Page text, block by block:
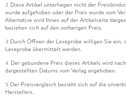
2 Diese Artikel unterliegen nicht der
wurde aufgehoben oder der Preis wurde vom
Alternative wird Ihnen auf der Artikelseite
beziehen sich auf den vorherigen Preis.
3 Durch Öffnen der Leseprobe willigen Sie ein,
Leseprobe übermittelt werden.
4 Der gebundene Preis dieses Artikels wird
dargestellten Datums vom Verlag angehoben.
5 Der Preisvergleich bezieht sich auf die
Herstellers.